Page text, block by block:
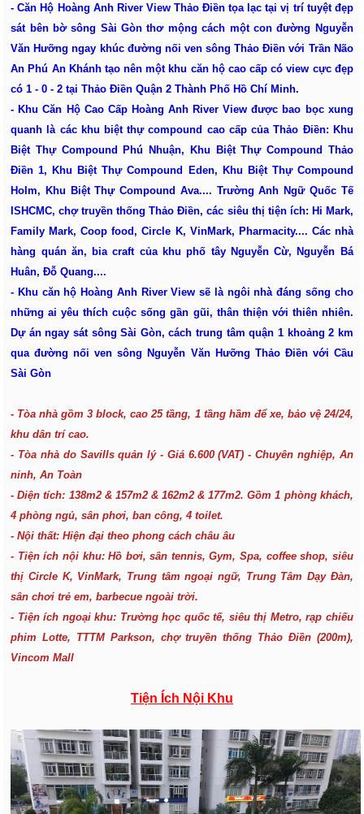
- Căn Hộ Hoàng Anh River View Thảo Điền tọa lạc tại vị trí tuyệt đẹp
sát bên bờ sông Sài Gòn thơ mộng cách một con đường Nguyễn
Văn Hưỡng ngay khúc đường nối ven sông Thảo Điền với Trần Não
An Phú An Khánh tạo nên một khu căn hộ cao cấp có view cực đẹp
có 1 - 0 - 2 tại Thảo Điền Quận 2 Thành Phố Hồ Chí Minh.
- Khu Căn Hộ Cao Cấp Hoàng Anh River View được bao bọc xung
quanh là các khu biệt thự compound cao cấp của Thảo Điền: Khu
Biệt Thự Compound Phú Nhuận, Khu Biệt Thự Compound Thảo
Điền 1, Khu Biệt Thự Compound Eden, Khu Biệt Thự Compound
Holm, Khu Biệt Thự Compound Ava.... Trường Anh Ngữ Quốc Tế
ISHCMC, chợ truyền thống Thảo Điền, các siêu thị tiện ích: Hi Mark,
Family Mark, Coop food, Circle K, VinMark, Pharmacity.... Các nhà
hàng quán ăn, bia craft của khu phố tây Nguyễn Cừ, Nguyễn Bá
Huân, Đỗ Quang....
- Khu căn hộ Hoàng Anh River View sẽ là ngôi nhà đáng sống cho
những ai yêu thích cuộc sống gần gũi, thân thiện với thiên nhiên.
Dự án ngay sát sông Sài Gòn, cáchtrung tâm quận 1 khoảng 2 km
qua đường nối ven sông Nguyễn Văn Hưỡng Thảo Điền với Cầu
Sài Gòn
- Tòa nhà gồm 3 block, cao 25 tầng, 1 tầng hầm để xe, bảo vệ 24/24,
khu dân trí cao.
- Tòa nhà do Savills quản lý - Giá 6.600 (VAT) - Chuyên nghiệp, An
ninh, An Toàn
- Diện tích: 138m2 & 157m2 & 162m2 & 177m2. Gồm 1 phòng khách,
4 phòng ngủ, sân phơi, ban công, 4 toilet.
- Nội thất: Hiện đại theo phong cách châu âu
- Tiện ích nội khu: Hồ bơi, sân tennis, Gym, Spa, coffee shop, siêu
thị Circle K, VinMark, Trung tâm ngoại ngữ, Trung Tâm Dạy Đàn,
sân chơi trẻ em, barbecue ngoài trời.
- Tiện ích ngoại khu: Trường học quốc tế, siêu thị Metro, rạp chiếu
phim Lotte, TTTM Parkson, chợ truyền thống Thảo Điền (200m),
Vincom Mall
Tiện Ích Nội Khu